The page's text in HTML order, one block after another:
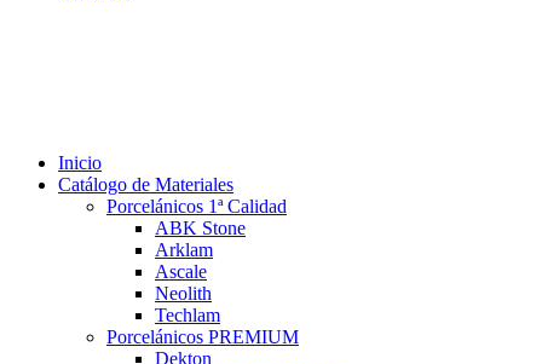
Inicio
Catálogo de Materiales
Porcelánicos 1ª Calidad
ABK Stone
Arklam
Ascale
Neolith
Techlam
Porcelánicos PREMIUM
Dekton